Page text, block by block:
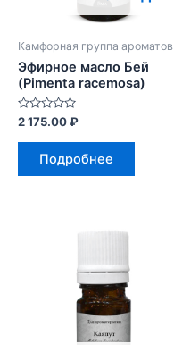
Камфорная группа ароматов
Эфирное масло Бей
(Pimenta racemosa)
Оценка
0
из
2 175.00₽
Подробнее